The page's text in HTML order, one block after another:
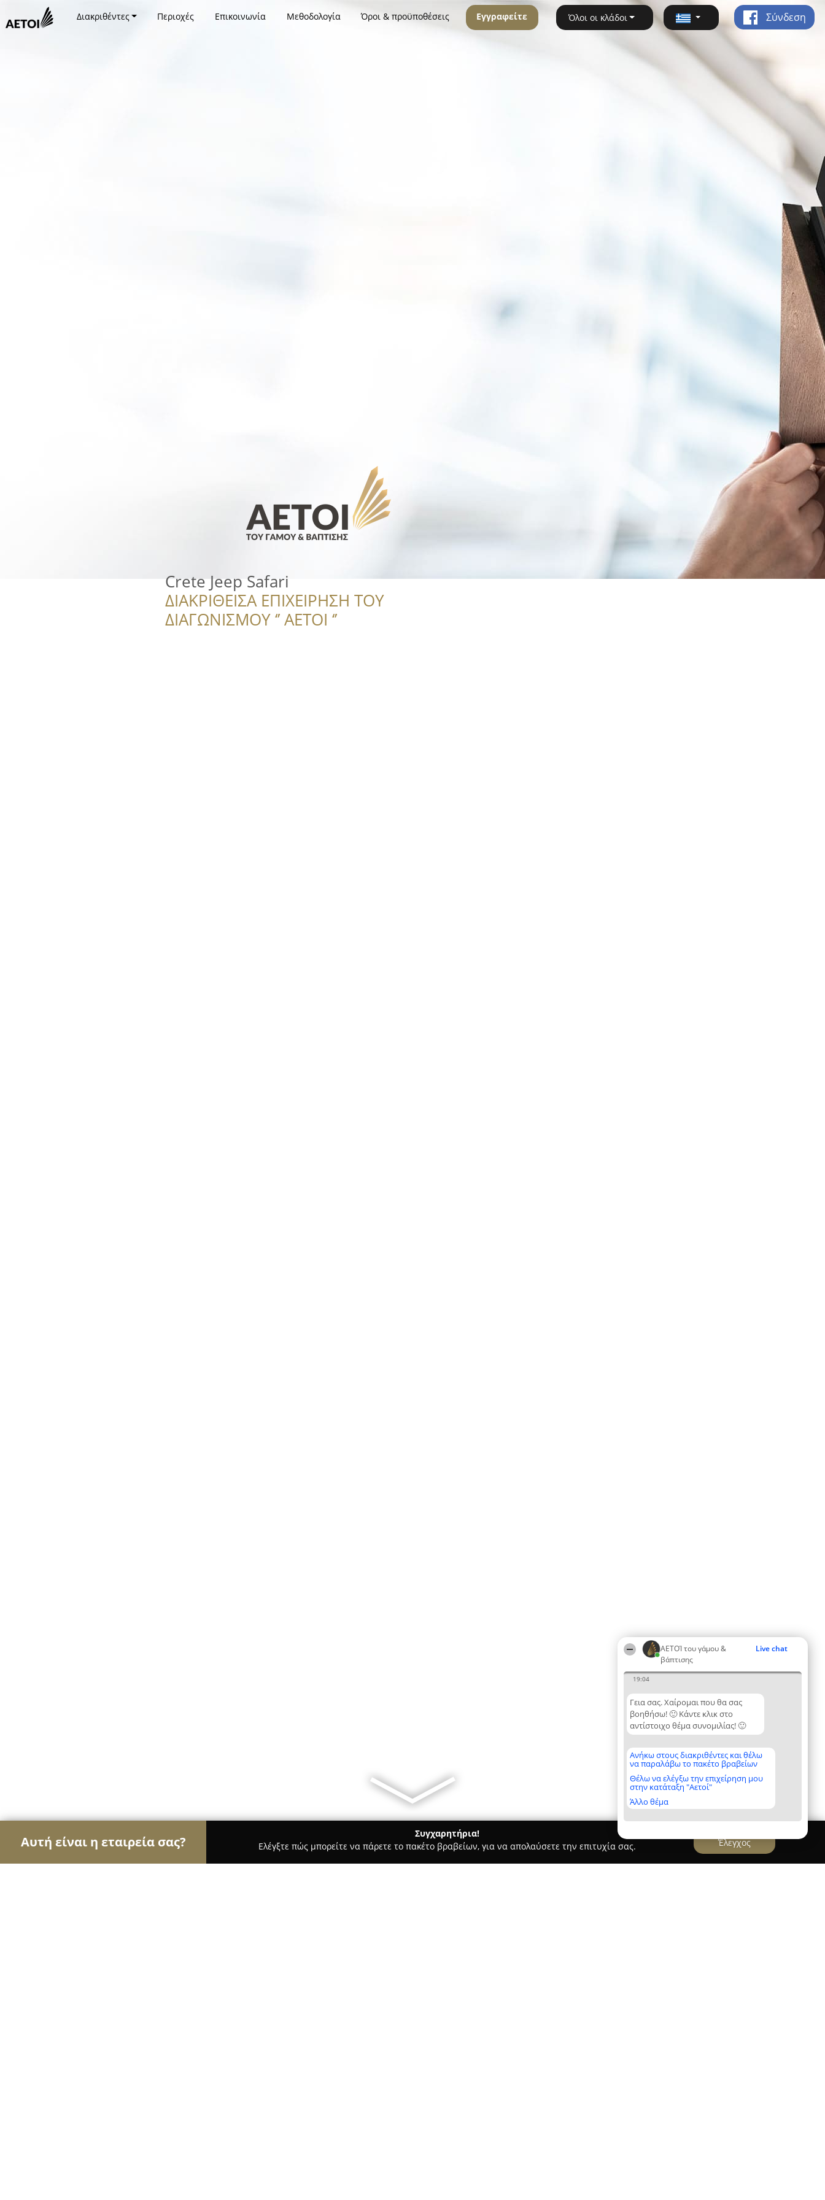
ΑΕΤΟΊ του γάμου &
βάπτισης
Live chat
19:04
Γεια σας. Χαίρομαι που θα σας
βοηθήσω! 🙂 Κάντε κλικ στο
αντίστοιχο θέμα συνομιλίας! 🙂
Ανήκω στους διακριθέντες και θέλω
να παραλάβω το πακέτο βραβείων
Θέλω να ελέγξω την επιχείρηση μου
στην κατάταξη "Αετοί"
Άλλο θέμα
Διακριθέντες Περιοχές Επικοινωνία Μεθοδολογία Όροι & προϋποθέσεις Εγγραφείτε Όλοι οι κλάδοι Σύνδεση
Crete Jeep Safari
ΔΙΑΚΡΙΘΕΙΣΑ ΕΠΙΧΕΙΡΗΣΗ ΤΟΥ
ΔΙΑΓΩΝΙΣΜΟΥ ‘’ ΑΕΤΟΙ ‘’
Αυτή είναι η εταιρεία σας?
Συγχαρητήρια!
Ελέγξτε πώς μπορείτε να πάρετε το πακέτο βραβείων, για να απολαύσετε την επιτυχία σας.
Έλεγχος